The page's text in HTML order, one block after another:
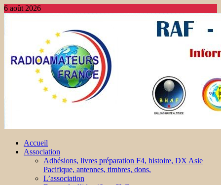
6 août 2026
Accueil
Association
Adhésions, livres préparation F4, histoire, DX Asie
Pacifique, antennes, timbres, dons,
L’association